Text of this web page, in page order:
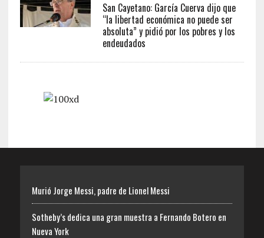
San Cayetano: García Cuerva dijo que
“la libertad económica no puede ser
absoluta” y pidió por los pobres y los
endeudados
Murió Jorge Messi, padre de Lionel Messi
Sotheby’s dedica una gran muestra a Fernando Botero en
Nueva York